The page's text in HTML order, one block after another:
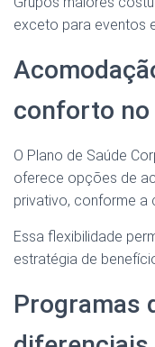
exceto para eventos
conforto no
O Plano de Saúde
oferece opções de
privativo, conforme a
Essa flexibilidade
estratégia de
Programas